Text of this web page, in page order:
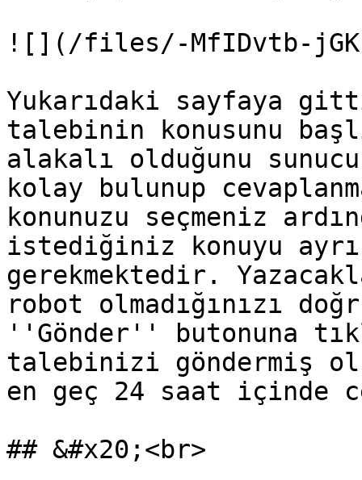
![](/files/-MfIDvtb-
Yukarıdaki sayfaya
talebinin konusunu
alakalı olduğunu
kolay bulunup
konunuzu seçmeniz
istediğiniz konuyu
gerekmektedir.
robot olmadığınızı
''Gönder'' butonuna
talebinizi göndermiş
en geç 24 saat içinde